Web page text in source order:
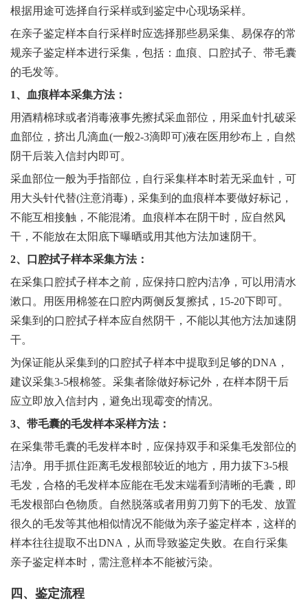
根据用途可选择自行采样或到鉴定中心现场采样。
在亲子鉴定样本自行采样时应选择那些易采集、易保存的常
规亲子鉴定样本进行采集，包括：血痕、口腔拭子、带毛囊
的毛发等。
1、血痕样本采集方法：
用酒精棉球或者消毒液事先擦拭采血部位，用采血针扎破采
血部位，挤出几滴血(一般2-3滴即可)液在医用纱布上，自然
阴干后装入信封内即可。
采血部位一般为手指部位，自行采集样本时若无采血针，可
用大头针代替(注意消毒)，采集到的血痕样本要做好标记，
不能互相接触，不能混淆。血痕样本在阴干时，应自然风
干，不能放在太阳底下曝晒或用其他方法加速阴干。
2、口腔拭子样本采集方法：
在采集口腔拭子样本之前，应保持口腔内洁净，可以用清水
漱口。用医用棉签在口腔内两侧反复擦拭，15-20下即可。
采集到的口腔拭子样本应自然阴干，不能以其他方法加速阴
干。
为保证能从采集到的口腔拭子样本中提取到足够的DNA，
建议采集3-5根棉签。采集者除做好标记外，在样本阴干后
应立即放入信封内，避免出现霉变的情况。
3、带毛囊的毛发样本采样方法：
在采集带毛囊的毛发样本时，应保持双手和采集毛发部位的
洁净。用手抓住距离毛发根部较近的地方，用力拔下3-5根
毛发，合格的毛发样本应能在毛发末端看到清晰的毛囊，即
毛发根部白色物质。自然脱落或者用剪刀剪下的毛发、放置
很久的毛发等其他相似情况不能做为亲子鉴定样本，这样的
样本往往提取不出DNA，从而导致鉴定失败。在自行采集
亲子鉴定样本时，需注意样本不能被污染。
四、鉴定流程